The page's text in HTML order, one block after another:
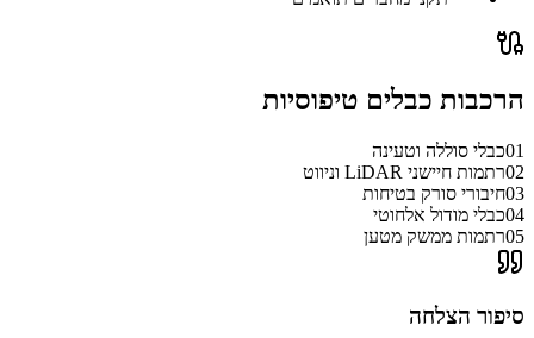
הרכבות כבלים טיפוסיות
01כבלי סוללה וטעינה
02רתמות חיישני LiDAR וניווט
03חיבורי סורק בטיחות
04כבלי מודול אלחוטי
05רתמות ממשק מטען
סיפור הצלחה